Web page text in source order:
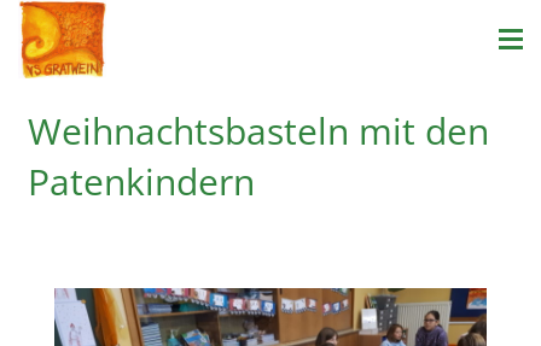
Weihnachtsbasteln mit den
Patenkindern